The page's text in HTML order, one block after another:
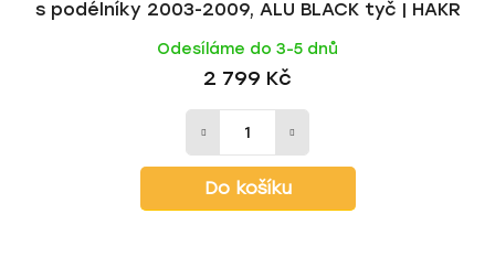
s podélníky 2003-2009, ALU BLACK tyč | HAKR
Odesíláme do 3-5 dnů
2 799 Kč
Do košíku